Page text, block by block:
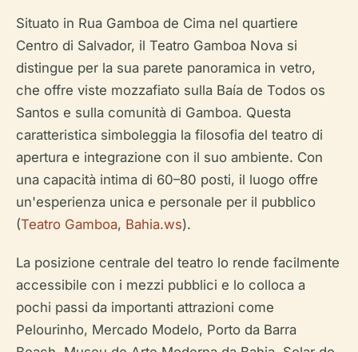
Situato in Rua Gamboa de Cima nel quartiere
Centro di Salvador, il Teatro Gamboa Nova si
distingue per la sua parete panoramica in vetro,
che offre viste mozzafiato sulla Baía de Todos os
Santos e sulla comunità di Gamboa. Questa
caratteristica simboleggia la filosofia del teatro di
apertura e integrazione con il suo ambiente. Con
una capacità intima di 60–80 posti, il luogo offre
un'esperienza unica e personale per il pubblico
(Teatro Gamboa, Bahia.ws).
La posizione centrale del teatro lo rende facilmente
accessibile con i mezzi pubblici e lo colloca a
pochi passi da importanti attrazioni come
Pelourinho, Mercado Modelo, Porto da Barra